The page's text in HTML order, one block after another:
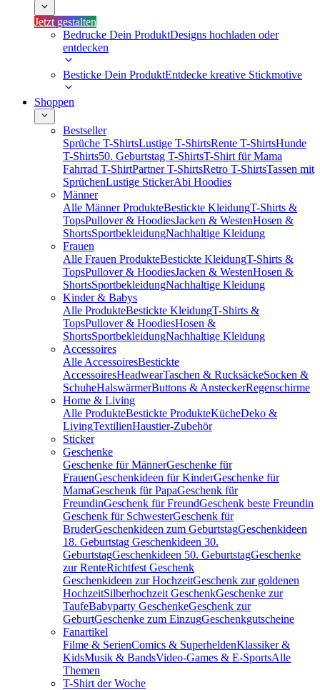
Jetzt gestalten
Bedrucke Dein ProduktDesigns hochladen oder
entdecken
Besticke Dein ProduktEntdecke kreative Stickmotive
Shoppen
Bestseller
Sprüche T-ShirtsLustige T-ShirtsRente T-ShirtsHunde
T-Shirts50. Geburtstag T-ShirtsT-Shirt für Mama
Fahrrad T-ShirtPartner T-ShirtsRetro T-ShirtsTassen mit
SprüchenLustige StickerAbi Hoodies
Männer
Alle Männer ProdukteBestickte KleidungT-Shirts &
TopsPullover & HoodiesJacken & WestenHosen &
ShortsSportbekleidungNachhaltige Kleidung
Frauen
Alle Frauen ProdukteBestickte KleidungT-Shirts &
TopsPullover & HoodiesJacken & WestenHosen &
ShortsSportbekleidungNachhaltige Kleidung
Kinder & Babys
Alle ProdukteBestickte KleidungT-Shirts &
TopsPullover & HoodiesHosen &
ShortsSportbekleidungNachhaltige Kleidung
Accessoires
Alle AccessoiresBestickte
AccessoiresHeadwearTaschen & RucksäckeSocken &
SchuheHalswärmerButtons & AnsteckerRegenschirme
Home & Living
Alle ProdukteBestickte ProdukteKücheDeko &
LivingTextilienHaustier-Zubehör
Sticker
Geschenke
Geschenke für MännerGeschenke für
FrauenGeschenkideen für KinderGeschenke für
MamaGeschenk für PapaGeschenk für
FreundinGeschenk für FreundGeschenk beste Freundin
Geschenk für SchwesterGeschenk für
BruderGeschenkideen zum GeburtstagGeschenkideen
18. Geburtstag Geschenkideen 30.
GeburtstagGeschenkideen 50. GeburtstagGeschenke
zur RenteRichtfest Geschenk
Geschenkideen zur HochzeitGeschenk zur goldenen
HochzeitSilberhochzeit GeschenkGeschenke zur
TaufeBabyparty GeschenkeGeschenk zur
GeburtGeschenke zum EinzugGeschenkgutscheine
Fanartikel
Filme & SerienComics & SuperheldenKlassiker &
KidsMusik & BandsVideo-Games & E-SportsAlle
Themen
T-Shirt der Woche